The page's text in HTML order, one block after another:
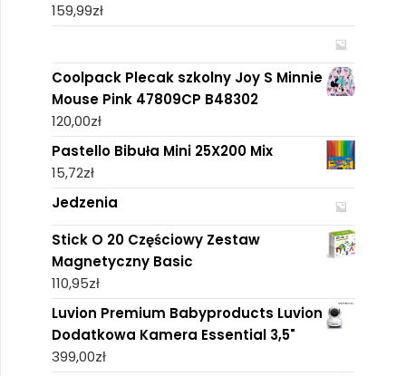
159,99zł
Coolpack Plecak szkolny Joy S Minnie
Mouse Pink 47809CP B48302
120,00zł
Pastello Bibuła Mini 25X200 Mix
15,72zł
Jedzenia
Stick O 20 Częściowy Zestaw
Magnetyczny Basic
110,95zł
Luvion Premium Babyproducts Luvion
Dodatkowa Kamera Essential 3,5"
399,00zł